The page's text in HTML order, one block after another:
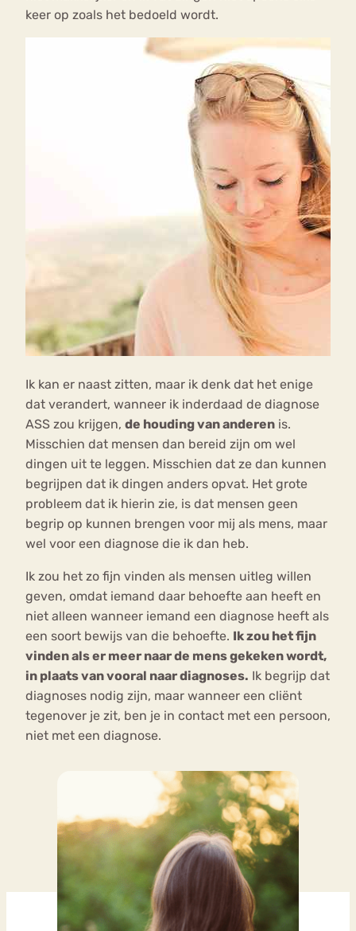
keer op zoals het bedoeld wordt.
Ik kan er naast zitten, maar ik denk dat het enige
dat verandert, wanneer ik inderdaad de diagnose
ASS zou krijgen, de houding van anderen is.
Misschien dat mensen dan bereid zijn om wel
dingen uit te leggen. Misschien dat ze dan kunnen
begrijpen dat ik dingen anders opvat. Het grote
probleem dat ik hierin zie, is dat mensen geen
begrip op kunnen brengen voor mij als mens, maar
wel voor een diagnose die ik dan heb.
Ik zou het zo fijn vinden als mensen uitleg willen
geven, omdat iemand daar behoefte aan heeft en
niet alleen wanneer iemand een diagnose heeft als
een soort bewijs van die behoefte. Ik zou het fijn
vinden als er meer naar de mens gekeken wordt,
in plaats van vooral naar diagnoses. Ik begrijp dat
diagnoses nodig zijn, maar wanneer een cliënt
tegenover je zit, ben je in contact met een persoon,
niet met een diagnose.